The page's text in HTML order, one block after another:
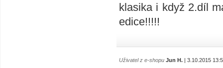
klasika i když 2.díl
edice!!!!!
Uživatel z e-shopu Jun H. | 3.10.2015